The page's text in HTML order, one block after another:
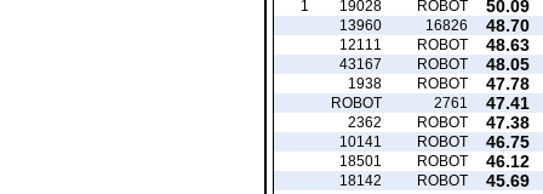
50.09
ROBOT
19028
1
48.70
16826
13960
48.63
ROBOT
12111
48.05
ROBOT
43167
47.78
ROBOT
1938
47.41
2761
ROBOT
47.38
ROBOT
2362
46.75
ROBOT
10141
46.12
ROBOT
18501
45.69
ROBOT
18142